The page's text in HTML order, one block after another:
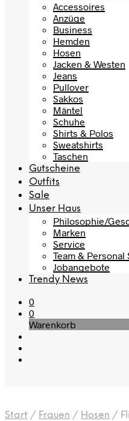
Accessoires
Anzüge
Business
Hemden
Hosen
Jacken & Westen
Jeans
Pullover
Sakkos
Mäntel
Schuhe
Shirts & Polos
Sweatshirts
Taschen
Gutscheine
Outfits
Sale
Unser Haus
Philosophie/
Marken
Service
Team & Personal
Jobangebote
Trendy News
0
0
Warenkorb
Start / Frauen / Hosen /